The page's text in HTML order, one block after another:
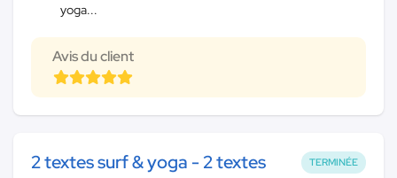
yoga...
Avis du client
TERMINÉE
2 textes surf & yoga - 2 textes